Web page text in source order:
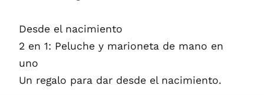
Desde el nacimiento
2 en 1: Peluche y marioneta de mano en
uno
Un regalo para dar desde el nacimiento.